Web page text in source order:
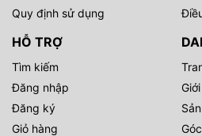
Quy định sử dụng
HỖ TRỢ
Tìm kiếm
Đăng nhập
Đăng ký
Giỏ hàng